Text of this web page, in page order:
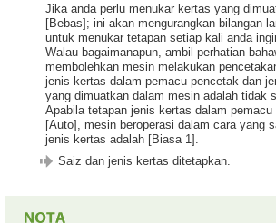
Jika anda perlu menukar kertas yang
[Bebas]; ini akan mengurangkan bilangan
untuk menukar tetapan setiap kali anda
Walau bagaimanapun, ambil perhatian
membolehkan mesin melakukan
jenis kertas dalam pemacu pencetak dan
yang dimuatkan dalam mesin adalah tidak
Apabila tetapan jenis kertas dalam
[Auto], mesin beroperasi dalam cara yang
jenis kertas adalah [Biasa 1].
Saiz dan jenis kertas ditetapkan.